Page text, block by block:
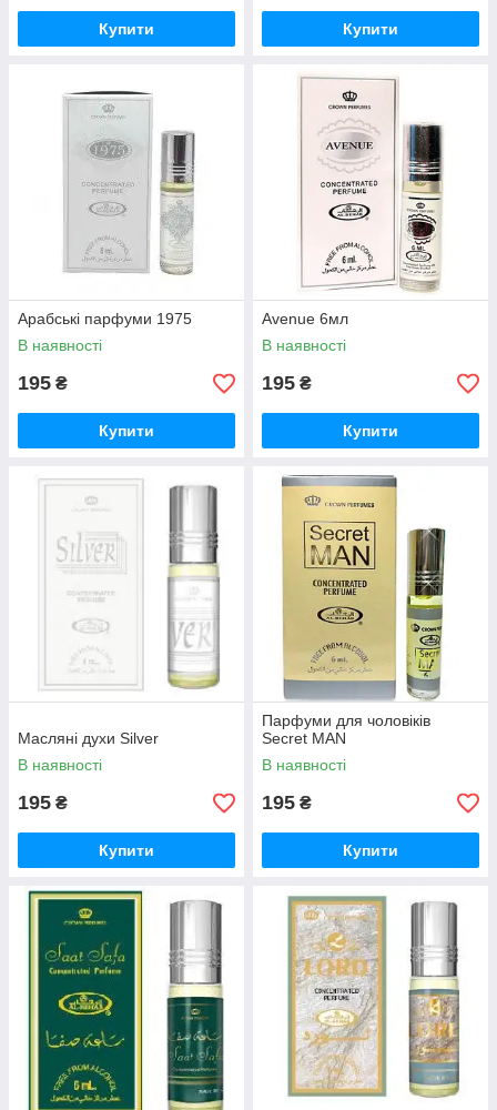
Купити Купити
Арабські парфуми 1975
В наявності
195 ₴
Купити
Avenue 6мл
В наявності
195 ₴
Купити
Масляні духи Silver
В наявності
195 ₴
Купити
Парфуми для чоловіків
Secret MAN
В наявності
195 ₴
Купити